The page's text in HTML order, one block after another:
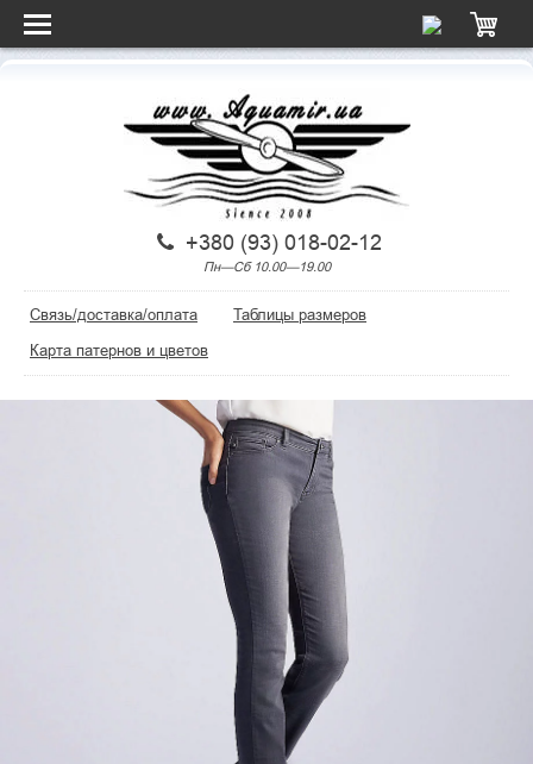
+380 (93) 018-02-12
Пн—Сб 10.00—19.00
Связь/доставка/оплата
Таблицы размеров
Карта патернов и цветов